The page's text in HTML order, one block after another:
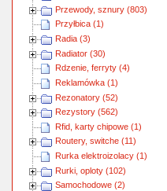
Przewody, sznury (803)
Przyłbica (1)
Radia (3)
Radiator (30)
Rdzenie, ferryty (4)
Reklamówka (1)
Rezonatory (52)
Rezystory (562)
Rfid, karty chipowe (1)
Routery, switche (11)
Rurka elektroizolacy (1)
Rurki, oploty (102)
Samochodowe (2)